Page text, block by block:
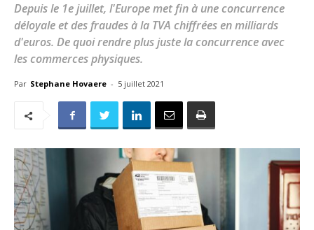
Depuis le 1e juillet, l'Europe met fin à une concurrence
déloyale et des fraudes à la TVA chiffrées en milliards
d'euros. De quoi rendre plus juste la concurrence avec
les commerces physiques.
Par Stephane Hovaere - 5 juillet 2021